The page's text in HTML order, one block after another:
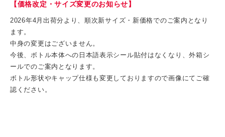
【価格改定・サイズ変更のお知らせ】
2026年4月出荷分より、順次新サイズ・新価格でのご案内となり
ます。
中身の変更はございません。
今後、ボトル本体への日本語表示シール貼付はなくなり、外箱シ
ールでのご案内となります。
ボトル形状やキャップ仕様も変更しておりますので画像にてご確
認ください。